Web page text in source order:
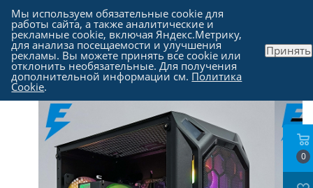
Каталог - Компьютеры в Москве
0
Мы используем обязательные cookie для
работы сайта, а также аналитические и
рекламные cookie, включая Яндекс.Метрику,
для анализа посещаемости и улучшения
рекламы. Вы можете принять все cookie или
отклонить необязательные. Для получения
дополнительной информации см. Политика
Cookie.
Принять